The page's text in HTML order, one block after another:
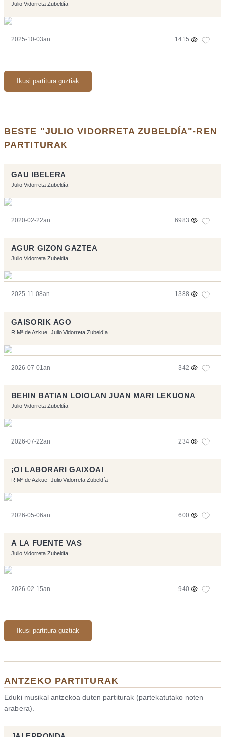
Julio Vidorreta Zubeldía
2025-10-03an 1415
Ikusi partitura guztiak
BESTE "JULIO VIDORRETA ZUBELDÍA"-REN
PARTITURAK
GAU IBELERA
Julio Vidorreta Zubeldía
2020-02-22an 6983
AGUR GIZON GAZTEA
Julio Vidorreta Zubeldía
2025-11-08an 1388
GAISORIK AGO
R Mª de Azkue Julio Vidorreta Zubeldía
2026-07-01an 342
BEHIN BATIAN LOIOLAN JUAN MARI LEKUONA
Julio Vidorreta Zubeldía
2026-07-22an 234
¡OI LABORARI GAIXOA!
R Mª de Azkue Julio Vidorreta Zubeldía
2026-05-06an 600
A LA FUENTE VAS
Julio Vidorreta Zubeldía
2026-02-15an 940
Ikusi partitura guztiak
ANTZEKO PARTITURAK
Eduki musikal antzekoa duten partiturak (partekatutako noten
arabera).